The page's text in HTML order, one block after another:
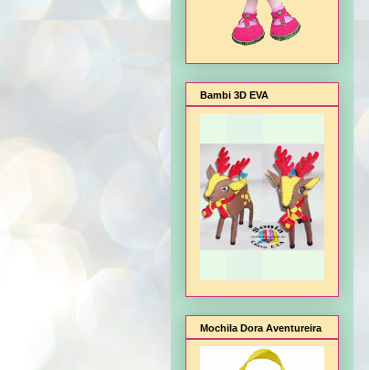
Bambi 3D EVA
Mochila Dora Aventureira